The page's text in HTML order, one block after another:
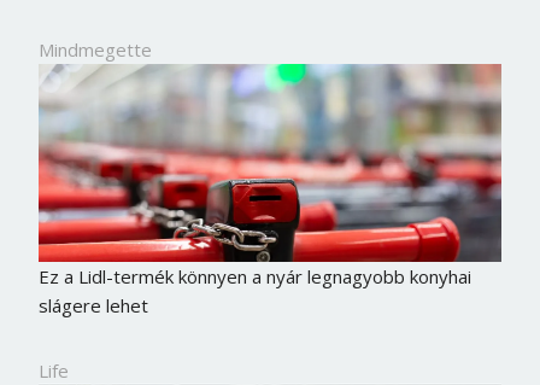
Mindmegette
Ez a Lidl-termék könnyen a nyár legnagyobb konyhai
slágere lehet
Life